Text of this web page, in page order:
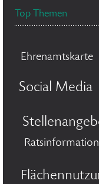
Top Themen
Ehrenamtskarte
Social Media